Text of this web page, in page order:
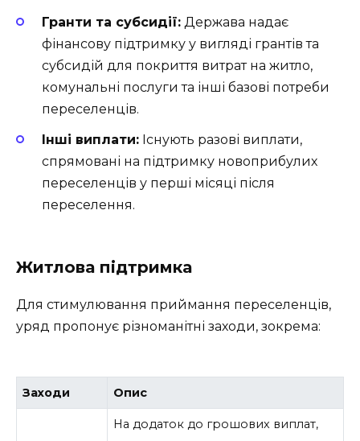
Гранти та субсидії: Держава надає
фінансову підтримку у вигляді грантів та
субсидій для покриття витрат на житло,
комунальні послуги та інші базові потреби
переселенців.
Інші виплати: Існують разові виплати,
спрямовані на підтримку новоприбулих
переселенців у перші місяці після
переселення.
Житлова підтримка
Для стимулювання приймання переселенців,
уряд пропонує різноманітні заходи, зокрема:
Заходи Опис
На додаток до грошових виплат,